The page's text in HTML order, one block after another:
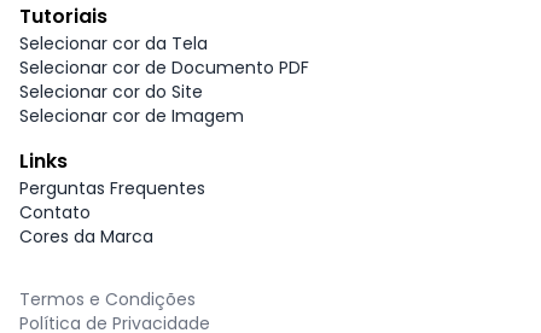
Tutoriais
Selecionar cor da Tela
Selecionar cor de Documento PDF
Selecionar cor do Site
Selecionar cor de Imagem
Links
Perguntas Frequentes
Contato
Cores da Marca
Termos e Condições
Política de Privacidade